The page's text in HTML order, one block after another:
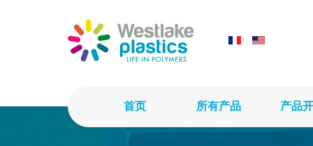
首页 所有产品 产品